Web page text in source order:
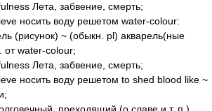
Лета, забвение, смерть;
носить воду решетом water-colour:
(рисунок) ~ (обыкн. pl) акварель(ные
от water-colour;
Лета, забвение, смерть;
носить воду решетом to shed blood like ~